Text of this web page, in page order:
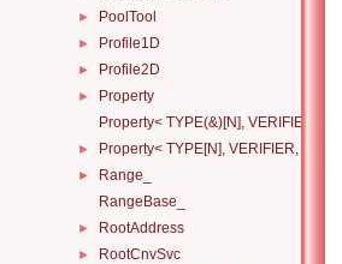
► PoolTool
► Profile1D
► Profile2D
►
Property
Property< TYPE(&)[N], VERIFIER,
► Property< TYPE[N], VERIFIER,
►
Range_
RangeBase_
► RootAddress
► RootCnvSvc